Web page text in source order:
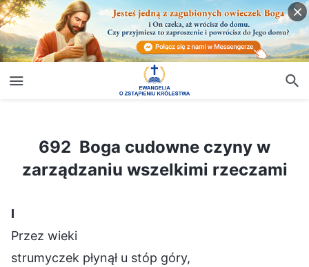
692 Boga cudowne czyny w
zarządzaniu wszelkimi rzeczami
Ⅰ
Przez wieki
strumyczek płynął u stóp góry,